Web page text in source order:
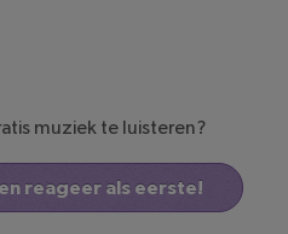
muziek te luisteren?
reageer als eerste!